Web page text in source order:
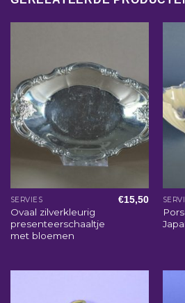
SERVIES
Ovaal zilverkleurig
presenteerschaaltje
met bloemen
€15,50